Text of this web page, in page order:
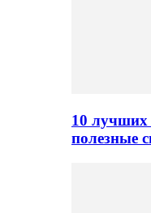
10 лучших
полезные